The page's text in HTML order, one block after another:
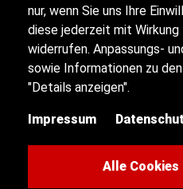
nur, wenn Sie uns Ihre
diese jederzeit mit
widerrufen. Anpassungs-
sowie Informationen zu
"Details anzeigen".
Impressum
Alle
Datenschutz
Sitemap
Kontakt
Cookie-Einstellungen